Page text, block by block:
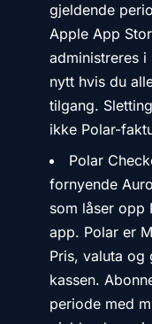
gjeldende
Apple App
administreres
nytt hvis du
tilgang.
ikke Polar-
Polar
fornyende
som låser opp
app. Polar er
Pris, valuta og
kassen.
periode med